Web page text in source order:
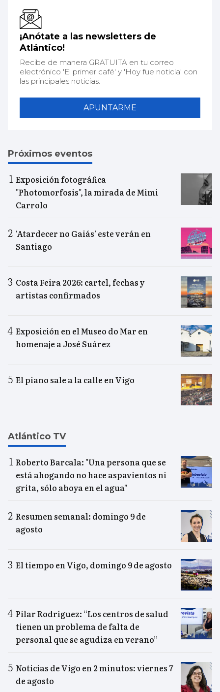
¡Anótate a las newsletters de
Atlántico!
Recibe de manera GRATUITA en tu correo
electrónico 'El primer café' y 'Hoy fue noticia' con
las principales noticias.
APUNTARME
Próximos eventos
Exposición fotográfica
"Photomorfosis", la mirada de Mimi
Carrolo
‘Atardecer no Gaiás’ este verán en
Santiago
Costa Feira 2026: cartel, fechas y
artistas confirmados
Exposición en el Museo do Mar en
homenaje a José Suárez
El piano sale a la calle en Vigo
Atlántico TV
Roberto Barcala: "Una persona que se
está ahogando no hace aspavientos ni
grita, sólo aboya en el agua"
Resumen semanal: domingo 9 de
agosto
El tiempo en Vigo, domingo 9 de agosto
Pilar Rodríguez: “Los centros de salud
tienen un problema de falta de
personal que se agudiza en verano”
Noticias de Vigo en 2 minutos: viernes 7
de agosto